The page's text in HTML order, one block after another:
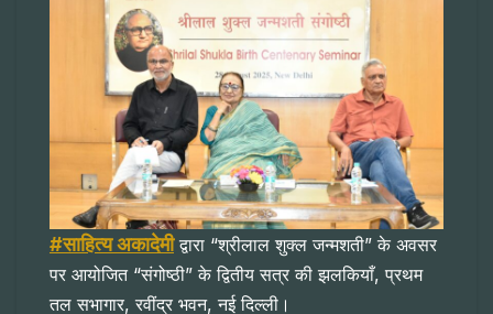
#साहित्य अकादेमीद्वारा “श्रीलाल शुक्ल जन्मशती” के अवसर
पर आयोजित “संगोष्ठी” के द्वितीय सत्र की झलकियाँ, प्रथम
तल सभागार, रवींद्र भवन, नई दिल्ली।